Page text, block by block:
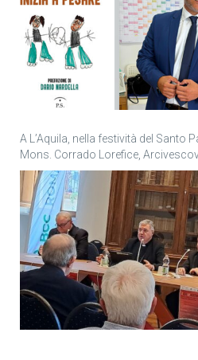
A L’Aquila, nella festività del Santo
Mons. Corrado Lorefice,